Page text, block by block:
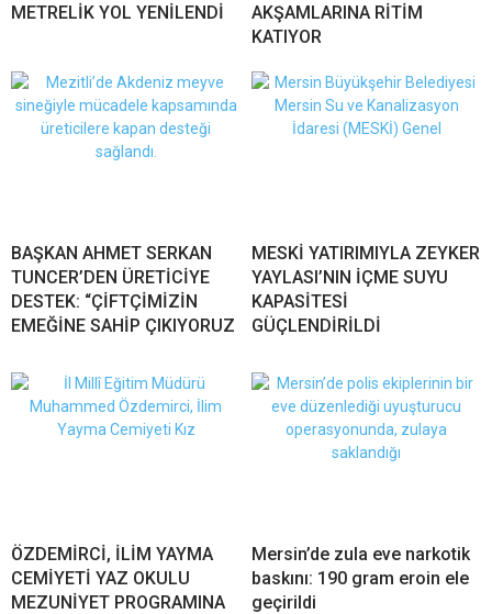
METRELİK YOL YENİLENDİ
AKŞAMLARINA RİTİM
KATIYOR
BAŞKAN AHMET SERKAN
TUNCER’DEN ÜRETİCİYE
DESTEK: “ÇİFTÇİMİZİN
EMEĞİNE SAHİP ÇIKIYORUZ
MESKİ YATIRIMIYLA ZEYKER
YAYLASI’NIN İÇME SUYU
KAPASİTESİ
GÜÇLENDİRİLDİ
ÖZDEMİRCİ, İLİM YAYMA
CEMİYETİ YAZ OKULU
MEZUNİYET PROGRAMINA
Mersin’de zula eve narkotik
baskını: 190 gram eroin ele
geçirildi